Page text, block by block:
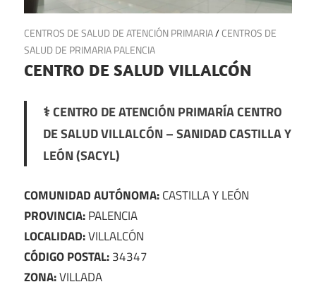
21 de julio de 2025
CENTROS DE SALUD DE ATENCIÓN PRIMARIA/CENTROS DE
SALUD DE PRIMARIA PALENCIA
CENTRO DE SALUD VILLALCÓN
⚕️ CENTRO DE ATENCIÓN PRIMARÍA CENTRO
DE SALUD VILLALCÓN – SANIDAD CASTILLA Y
LEÓN (SACYL)
COMUNIDAD AUTÓNOMA:CASTILLA Y LEÓN
PROVINCIA:PALENCIA
LOCALIDAD:VILLALCÓN
CÓDIGO POSTAL:34347
ZONA:VILLADA